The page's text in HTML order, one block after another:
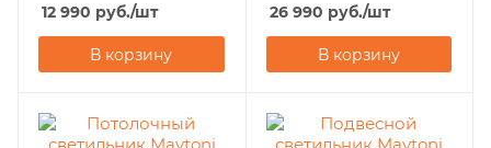
12 990 руб./шт
В корзину
26 990 руб./шт
В корзину